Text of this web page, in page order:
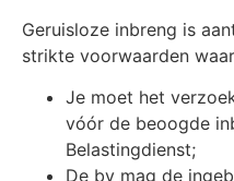
Geruisloze inbreng is
strikte voorwaarden
Je moet het
vóór de beoogde
Belastingdienst;
De bv mag de